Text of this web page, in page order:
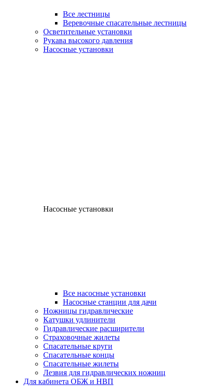
Все лестницы
Веревочные спасательные лестницы
Осветительные установки
Рукава высокого давления
Насосные установки
Насосные установки
Все насосные установки
Насосные станции для дачи
Ножницы гидравлические
Катушки удлинители
Гидравлические расширители
Страховочные жилеты
Спасательные круги
Спасательные концы
Спасательные жилеты
Лезвия для гидравлических ножниц
Для кабинета ОБЖ и НВП